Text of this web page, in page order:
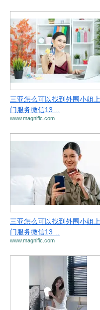
三亚怎么可以找到外围小姐上
门服务微信13…
www.magnific.com
三亚怎么可以找到外围小姐上
门服务微信13…
www.magnific.com